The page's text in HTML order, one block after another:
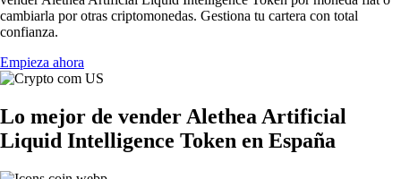
cambiarla por otras criptomonedas. Gestiona tu cartera con total
confianza.
Empieza ahora
Lo mejor de vender Alethea Artificial
Liquid Intelligence Token en España